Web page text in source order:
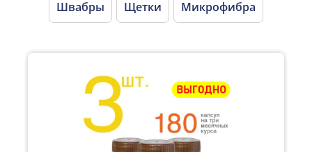
Швабры Щетки Микрофибра